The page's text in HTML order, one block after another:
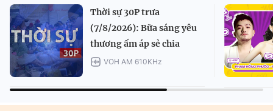
Thời sự 30P trưa
(7/8/2026): Bữa sáng yêu
thương ấm áp sẻ chia
VOH AM 610KHz